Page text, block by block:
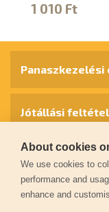
1 010 Ft
Panaszkezelési
Jótállási
Személyes
Kapcsolat
About cookies
We use cookies to
performance and
enhance and